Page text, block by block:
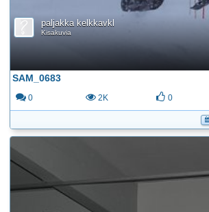
paljakka kelkkavkl
Kisakuvia
SAM_0683
0 2K 0